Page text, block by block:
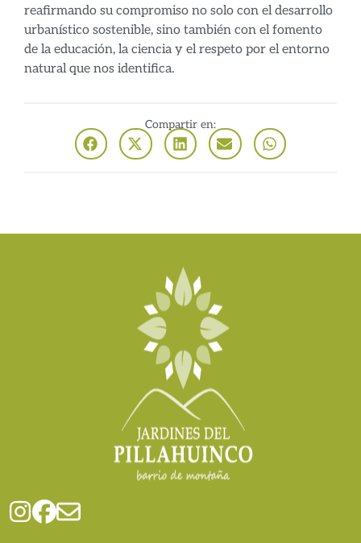
reafirmando su compromiso no solo con el desarrollo
urbanístico sostenible, sino también con el fomento
de la educación, la ciencia y el respeto por el entorno
natural que nos identifica.
Compartir en: